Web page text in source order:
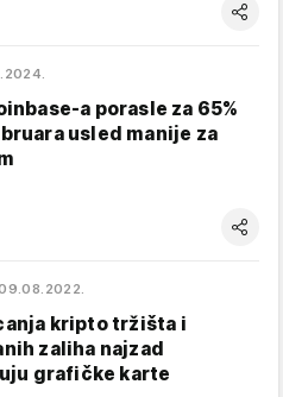
a porasle za 65%
usled manije za
kripto tržišta i
zaliha najzad
grafičke karte